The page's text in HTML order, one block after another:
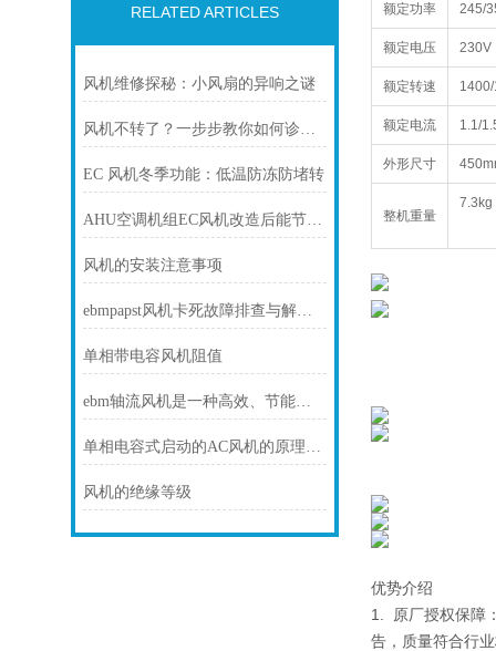
RELATED ARTICLES
风机维修探秘：小风扇的异响之谜
风机不转了？一步步教你如何诊断故障
EC 风机冬季功能：低温防冻防堵转
AHU空调机组EC风机改造后能节电多少？
风机的安装注意事项
ebmpapst风机卡死故障排查与解决方法
单相带电容风机阻值
ebm轴流风机是一种高效、节能和可靠的风动设备
单相电容式启动的AC风机的原理和接线方式
风机的绝缘等级
额定功率 245/
额定电压 230V
额定转速
额定电流 1.1/
外形尺寸
整机重量
7.3kg
优势介绍
1. 原厂授权保障
告，质量符合行